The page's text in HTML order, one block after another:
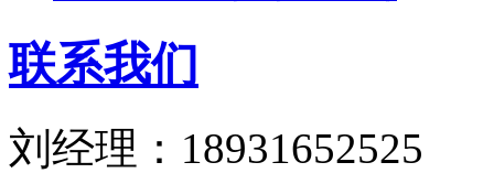
联系我们
刘经理：18931652525